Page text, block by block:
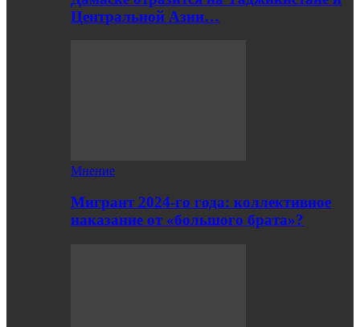
Центральной Азии…
Мнение
Мигрант 2024-го года: коллективное
наказание от «большого брата»?